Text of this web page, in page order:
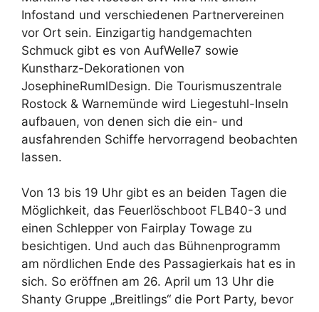
Infostand und verschiedenen Partnervereinen
vor Ort sein. Einzigartig handgemachten
Schmuck gibt es von AufWelle7 sowie
Kunstharz-Dekorationen von
JosephineRumlDesign. Die Tourismuszentrale
Rostock & Warnemünde wird Liegestuhl-Inseln
aufbauen, von denen sich die ein- und
ausfahrenden Schiffe hervorragend beobachten
lassen.
Von 13 bis 19 Uhr gibt es an beiden Tagen die
Möglichkeit, das Feuerlöschboot FLB40-3 und
einen Schlepper von Fairplay Towage zu
besichtigen. Und auch das Bühnenprogramm
am nördlichen Ende des Passagierkais hat es in
sich. So eröffnen am 26. April um 13 Uhr die
Shanty Gruppe „Breitlings“ die Port Party, bevor